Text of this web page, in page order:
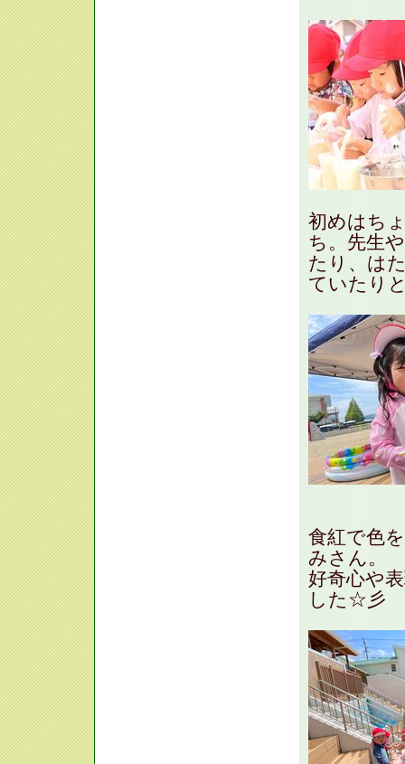
初めはち
ち。先生
たり、は
ていたり
食紅で色
みさん。
好奇心や
した☆彡